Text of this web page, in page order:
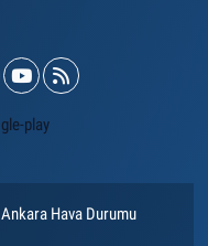
Ankara Hava Durumu